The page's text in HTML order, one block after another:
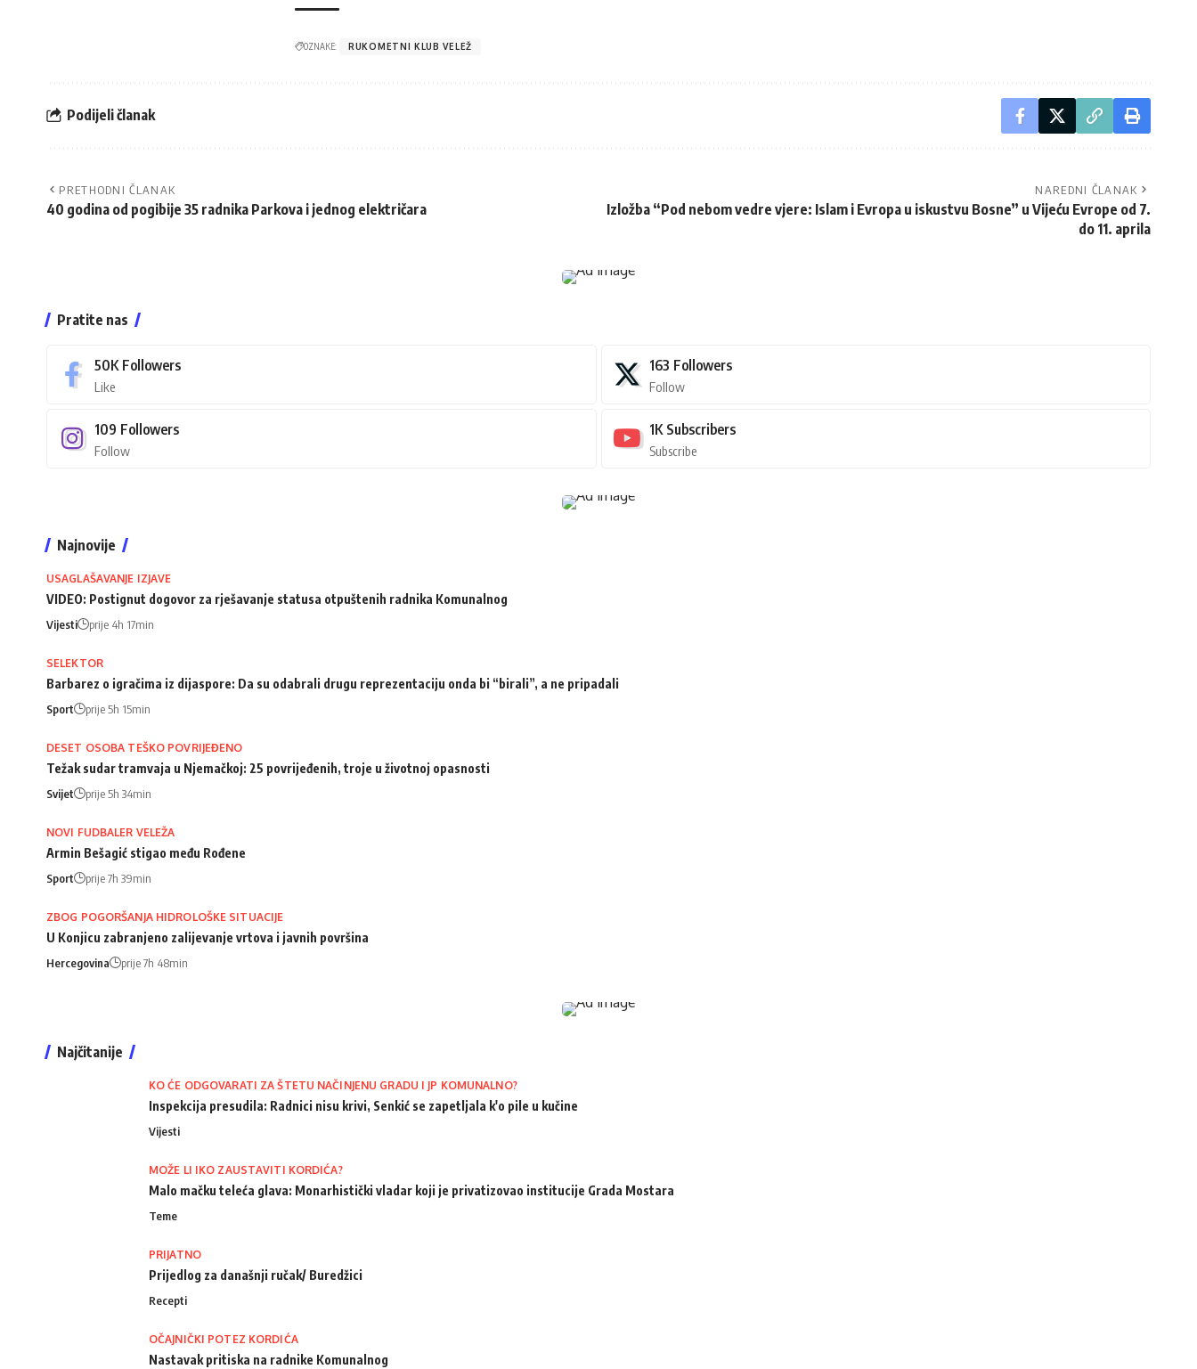
OZNAKE: RUKOMETNI KLUB VELEŽ
Podijeli članak
PRETHODNI ČLANAK
40 godina od pogibije 35 radnika Parkova i jednog električara
NAREDNI ČLANAK
Izložba “Pod nebom vedre vjere: Islam i Evropa u iskustvu Bosne” u Vijeću Evrope od 7.
do 11. aprila
Pratite nas
50K Followers
Like
163 Followers
Follow
109 Followers
Follow
1K Subscribers
Subscribe
Najnovije
USAGLAŠAVANJE IZJAVE
VIDEO: Postignut dogovor za rješavanje statusa otpuštenih radnika Komunalnog
Vijesti prije 4h 17min
SELEKTOR
Barbarez o igračima iz dijaspore: Da su odabrali drugu reprezentaciju onda bi “birali”, a ne pripadali
Sport prije 5h 15min
DESET OSOBA TEŠKO POVRIJEĐENO
Težak sudar tramvaja u Njemačkoj: 25 povrijeđenih, troje u životnoj opasnosti
Svijet prije 5h 34min
NOVI FUDBALER VELEŽA
Armin Bešagić stigao među Rođene
Sport prije 7h 39min
ZBOG POGORŠANJA HIDROLOŠKE SITUACIJE
U Konjicu zabranjeno zalijevanje vrtova i javnih površina
Hercegovina prije 7h 48min
Najčitanije
KO ĆE ODGOVARATI ZA ŠTETU NAČINJENU GRADU I JP KOMUNALNO?
Inspekcija presudila: Radnici nisu krivi, Senkić se zapetljala k'o pile u kučine
Vijesti
MOŽE LI IKO ZAUSTAVITI KORDIĆA?
Malo mačku teleća glava: Monarhistički vladar koji je privatizovao institucije Grada Mostara
Teme
PRIJATNO
Prijedlog za današnji ručak/ Buredžici
Recepti
OČAJNIČKI POTEZ KORDIĆA
Nastavak pritiska na radnike Komunalnog